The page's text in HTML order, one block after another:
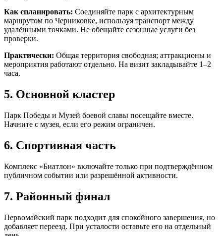
Как спланировать: Соединяйте парк с архитектурным
маршрутом по Черниковке, используя транспорт между
удалёнными точками. Не обещайте сезонные услуги без
проверки.
Практически: Общая территория свободная; аттракционы и
мероприятия работают отдельно. На визит закладывайте 1–2
часа.
5. Основной кластер
Парк Победы и Музей боевой славы посещайте вместе.
Начните с музея, если его режим ограничен.
6. Спортивная часть
Комплекс «Биатлон» включайте только при подтверждённом
публичном событии или разрешённой активности.
7. Районный финал
Первомайский парк подходит для спокойного завершения, но
добавляет переезд. При усталости оставьте его на отдельный